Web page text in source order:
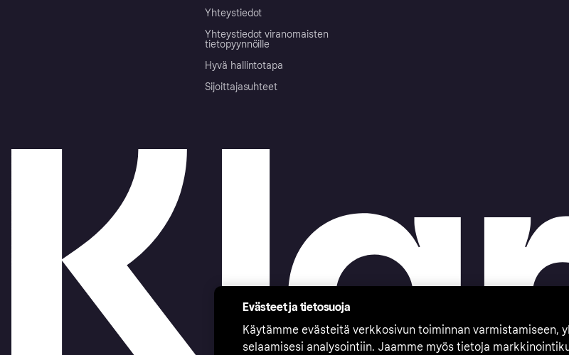
Yhteystiedot
Yhteystiedot viranomaisten
tietopyynnöille
Hyvä hallintotapa
Sijoittajasuhteet
Evästeet ja tietosuoja
Käytämme evästeitä verkkosivun toiminnan varmistamiseen,
selaamisesi analysointiin. Jaamme myös tietoja